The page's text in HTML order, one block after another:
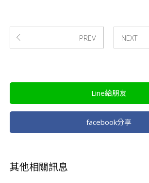
PREV NEXT
Line給朋友
facebook分享
其他相關訊息